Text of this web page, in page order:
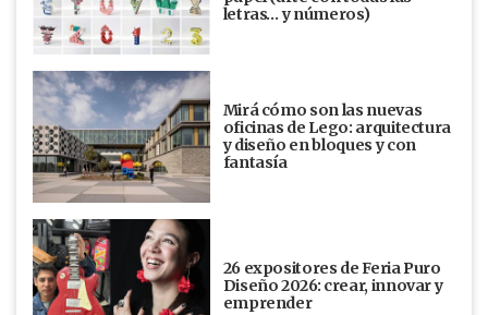
letras… y números)
Mirá cómo son las nuevas
oficinas de Lego: arquitectura
y diseño en bloques y con
fantasía
26 expositores de Feria Puro
Diseño 2026: crear, innovar y
emprender